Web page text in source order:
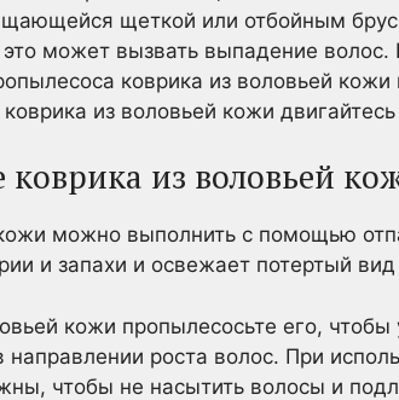
щеткой или отбойным
может вызвать выпадение
коврика из воловьей
из воловьей кожи
из воловьей
можно выполнить с помощью
и запахи и освежает потертый
кожи пропылесосьте его,
направлении роста волос. При
чтобы не насытить волосы и